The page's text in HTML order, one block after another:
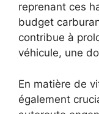
reprenant ces
budget
contribue à
véhicule, une
En matière de
également